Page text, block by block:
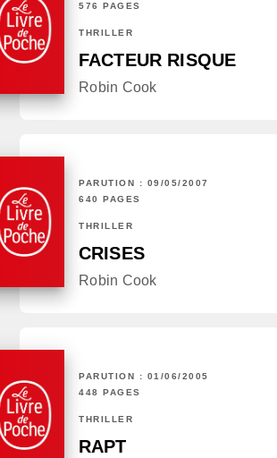
576 PAGES
THRILLER
FACTEUR RISQUE
Robin Cook
PARUTION : 09/05/2007
640 PAGES
THRILLER
CRISES
Robin Cook
PARUTION : 01/06/2005
448 PAGES
THRILLER
RAPT